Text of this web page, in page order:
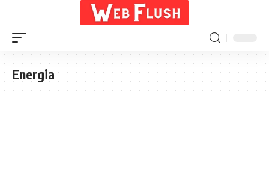
Energia